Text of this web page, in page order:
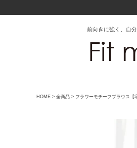
前向きに強く、自
HOME 全商品 フラワーモチーフブラウス【